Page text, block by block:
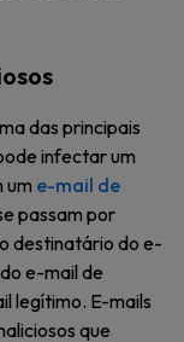
das principais
infectar um
um e-mail de
passam por
destinatário do e-
e-mail de
legítimo. E-mails
que